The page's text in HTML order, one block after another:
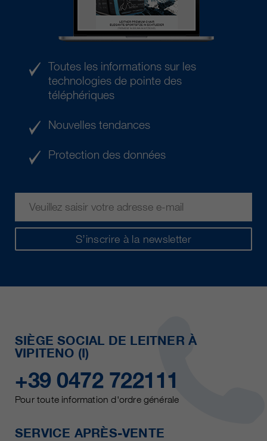
S’inscrire à la newsletter
Toutes les informations sur les
technologies de pointe des
téléphériques
Nouvelles tendances
Protection des données
SIÈGE SOCIAL DE LEITNER À
VIPITENO (I)
+39 0472 722111
Pour toute information d'ordre générale
SERVICE APRÈS-VENTE